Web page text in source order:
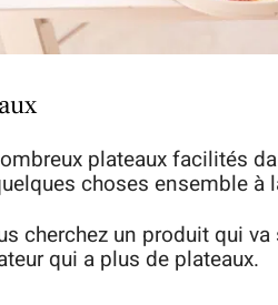
plateaux facilités
choses ensemble à
cherchez un produit qui
qui a plus de plateaux.